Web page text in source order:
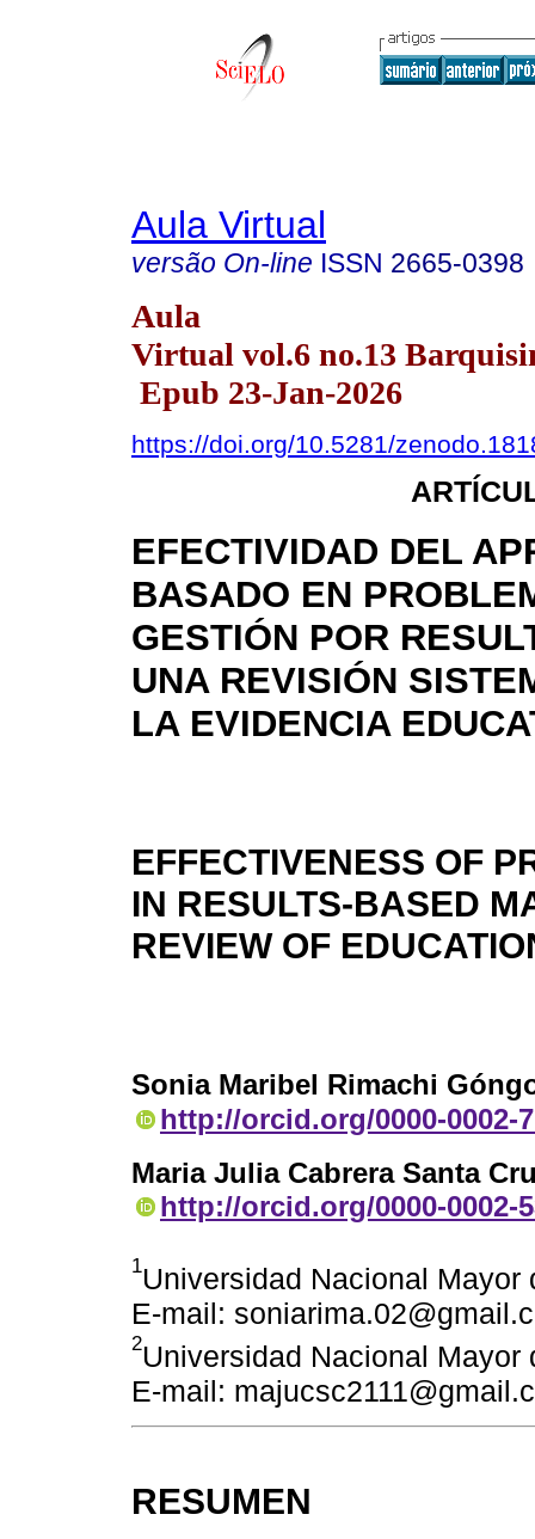
Aula Virtual
versão On-line ISSN 2665-0398
Aula
Virtual vol.6 no.13
Epub 23-Jan-2026
https://doi.org/10.5281/
EFECTIVIDAD DEL
BASADO EN
GESTIÓN POR
UNA REVISIÓN
LA EVIDENCIA
EFFECTIVENESS OF
IN RESULTS-BASED
REVIEW OF
Sonia Maribel Rimachi
http://orcid.org/0000-0002-
Maria Julia Cabrera Santa
http://orcid.org/0000-0002-
1Universidad Nacional
E-mail:
2Universidad Nacional
E-mail:
RESUMEN